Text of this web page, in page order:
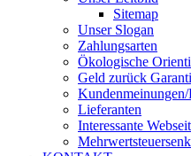
Sitemap
Unser Slogan
Zahlungsarten
Ökologische
Geld zurück
Lieferanten
Interessante